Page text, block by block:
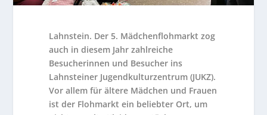
Lahnstein. Der 5. Mädchenflohmarkt zog
auch in diesem Jahr zahlreiche
Besucherinnen und Besucher ins
Lahnsteiner Jugendkulturzentrum (JUKZ).
Vor allem für ältere Mädchen und Frauen
ist der Flohmarkt ein beliebter Ort, um